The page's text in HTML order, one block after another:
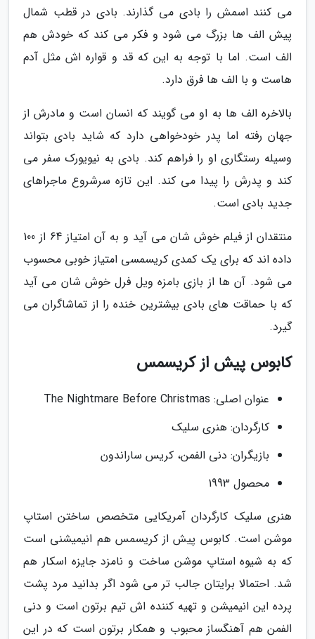
می کنند اسمش را بادی می گذارند. بادی در قطب شمال
پیش الف ها بزرگ می شود و فکر می کند که خودش هم
الف است. اما با توجه به این که قد و قواره اش مثل آدم
هاست و با الف ها فرق دارد.
بالاخره الف ها به او می گویند که انسان است و مادرش از
جهان رفته اما پدر خودخواهی دارد که شاید بادی بتواند
وسیله رستگاری او را فراهم کند. بادی به نیویورک سفر می
کند و پدرش را پیدا می کند. این تازه سرشروع ماجراهای
جدید بادی است.
منتقدان از فیلم خوش شان می آید و به آن امتیاز 64 از 100
داده اند که برای یک کمدی کریسمسی امتیاز خوبی محسوب
می شود. آن ها از بازی بامزه ویل فرل خوش شان می آید
که با حماقت های بادی بیشترین خنده را از تماشاگران می
گیرد.
کابوس پیش از کریسمس
عنوان اصلی: The Nightmare Before Christmas
کارگردان: هنری سلیک
بازیگران: دنی الفمن، کریس ساراندون
محصول 1993
هنری سلیک کارگردان آمریکایی متخصص ساختن استاپ
موشن است. کابوس پیش از کریسمس هم انیمیشنی است
که به شیوه استاپ موشن ساخت و نامزد جایزه اسکار هم
شد. احتمالا برایتان جالب تر می شود اگر بدانید مرد پشت
پرده این انیمیشن و تهیه کننده اش تیم برتون است و دنی
الفمن هم آهنگساز محبوب و همکار برتون است که در این